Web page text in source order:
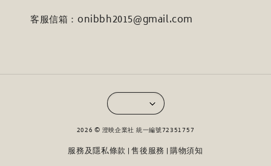
客服信箱：onibbh2015@gmail.com
2026 © 澄映企業社 統一編號72351757
服務及隱私條款 |售後服務 |購物須知